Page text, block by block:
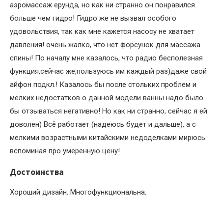
аэромассаж ерунда, но как ни странно он понравился
больше чем гидро! Гидро же не вызвал особого
удовольствия, так как мне кажется насосу не хватает
давления! очень жалко, что нет форсунок для массажа
спины! По началу мне казалось, что радио бесполезная
функция,сейчас же,пользуюсь им каждый раз)даже свой
айфон подкл.! Казалось бы после стольких проблем и
мелких недостатков о данной модели ванны надо было
бы отзываться негативно! Но как ни странно, сейчас я ей
доволен) Всё работает (надеюсь будет и дальше), а с
мелкими возрастными китайскими недоделками мирюсь
вспоминая про умеренную цену!
Достоинства
Хороший дизайн. Многофункциональна.